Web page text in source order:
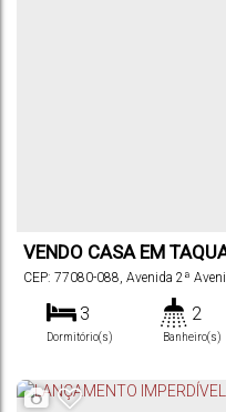
VENDO CASA EM
CEP: 77080-088, Avenida 2ª
3
Dormitório(s)
2
Banheiro(s)
Vaga(s) Útil: